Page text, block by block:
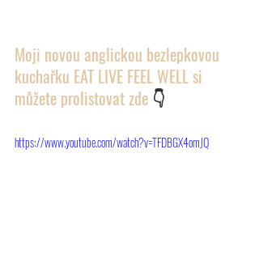
Moji novou anglickou bezlepkovou
kuchařku EAT LIVE FEEL WELL si
můžete prolistovat zde 👇
https://www.youtube.com/watch?v=TFDBGX4omJQ